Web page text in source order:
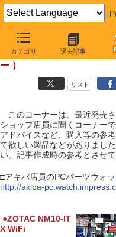
カテゴリ 過去記事
【 2010年4月3日号 】
アキバ店員のPCパーツウ
ー ）
リスト
このコーナーは、最近発売
ショップ店員に聞くコーナー
アドバイスなど、購入等の参
て欲しい製品などがありまし
い。記事作成時の参考とさせて
□アキバ店員のPCパーツウォ
http://akiba-
●ZOTAC NM10-IT
X WiFi